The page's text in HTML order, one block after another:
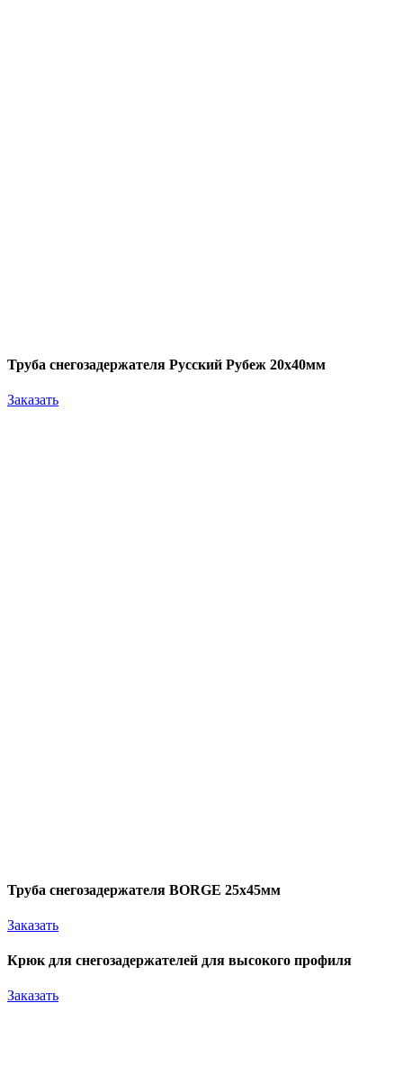
Труба снегозадержателя Русский Рубеж 20х40мм
Заказать
Труба снегозадержателя BORGE 25х45мм
Заказать
Крюк для снегозадержателей для высокого профиля
Заказать